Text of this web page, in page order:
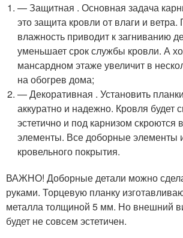
— Защитная . Основная задача
это защита кровли от влаги и
влажность приводит к загниванию
уменьшает срок службы кровли. А
мансардном этаже увеличит в
на обогрев дома;
— Декоративная . Установить
аккуратно и надежно. Кровля будет
эстетично и под карнизом
элементы. Все доборные элементы
кровельного покрытия.
ВАЖНО! Доборные детали можно
руками. Торцевую планку
металла толщиной 5 мм. Но внешний
будет не совсем эстетичен.